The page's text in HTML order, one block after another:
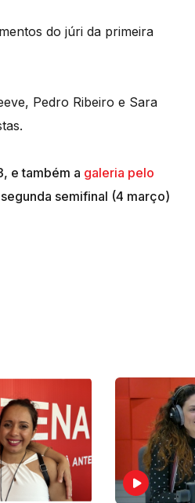
do júri da primeira
Pedro Ribeiro e Sara
e também a galeria pelo
semifinal (4 março)